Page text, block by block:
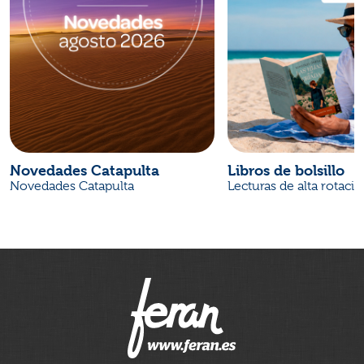
Novedades Catapulta
Novedades Catapulta
Libros de bolsillo
Lecturas de alta